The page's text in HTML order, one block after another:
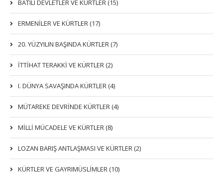
BATILI DEVLETLER VE KÜRTLER (15)
ERMENİLER VE KÜRTLER (17)
20. YÜZYILIN BAŞINDA KÜRTLER (7)
İTTIHAT TERAKKI VE KÜRTLER (2)
I. DÜNYA SAVAŞINDA KÜRTLER (4)
MÜTAREKE DEVRİNDE KÜRTLER (4)
MİLLİ MÜCADELE VE KÜRTLER (8)
LOZAN BARIŞ ANTLAŞMASI VE KÜRTLER (2)
KÜRTLER VE GAYRIMÜSLIMLER (10)